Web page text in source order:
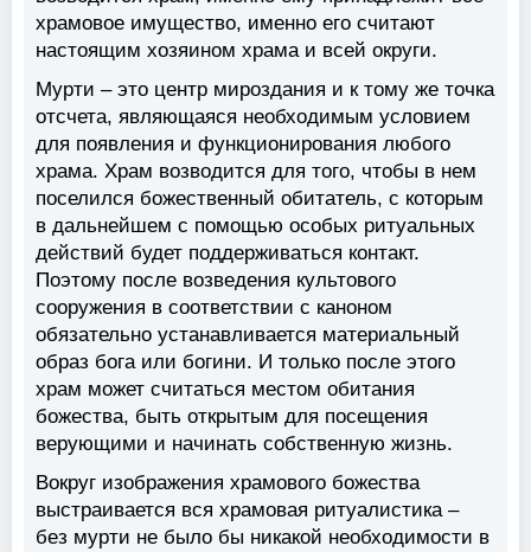
храмовое имущество, именно его считают
настоящим хозяином храма и всей округи.
Мурти – это центр мироздания и к тому же точка
отсчета, являющаяся необходимым условием
для появления и функционирования любого
храма. Храм возводится для того, чтобы в нем
поселился божественный обитатель, с которым
в дальнейшем с помощью особых ритуальных
действий будет поддерживаться контакт.
Поэтому после возведения культового
сооружения в соответствии с каноном
обязательно устанавливается материальный
образ бога или богини. И только после этого
храм может считаться местом обитания
божества, быть открытым для посещения
верующими и начинать собственную жизнь.
Вокруг изображения храмового божества
выстраивается вся храмовая ритуалистика –
без мурти не было бы никакой необходимости в